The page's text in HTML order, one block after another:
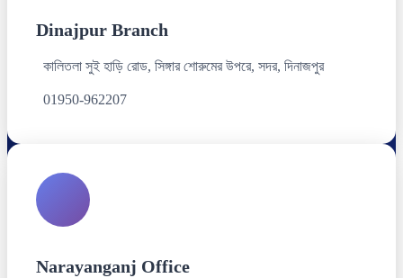
Dinajpur Branch
কালিতলা সুই হাড়ি রোড, সিঙ্গার শোরুমের উপরে, সদর, দিনাজপুর
01950-962207
Narayanganj Office